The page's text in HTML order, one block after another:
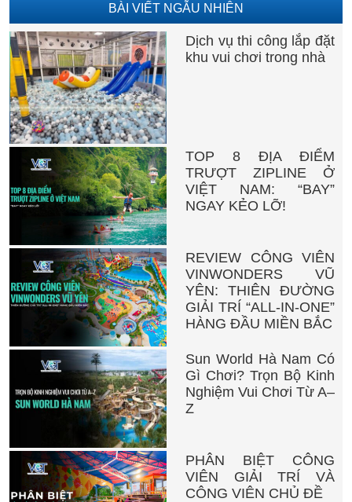
BÀI VIẾT NGẪU NHIÊN
Dịch vụ thi công lắp đặt
khu vui chơi trong nhà
TOP 8 ĐỊA ĐIỂM
TRƯỢT ZIPLINE Ở
VIỆT NAM: “BAY”
NGAY KẺO LỠ!
REVIEW CÔNG VIÊN
VINWONDERS VŨ
YÊN: THIÊN ĐƯỜNG
GIẢI TRÍ “ALL-IN-ONE”
HÀNG ĐẦU MIỀN BẮC
Sun World Hà Nam Có
Gì Chơi? Trọn Bộ Kinh
Nghiệm Vui Chơi Từ A–
Z
PHÂN BIỆT CÔNG
VIÊN GIẢI TRÍ VÀ
CÔNG VIÊN CHỦ ĐỀ